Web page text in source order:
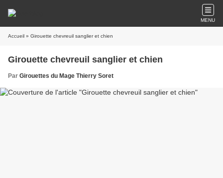
MENU
Accueil » Girouette chevreuil sanglier et chien
Girouette chevreuil sanglier et chien
Par Girouettes du Mage Thierry Soret